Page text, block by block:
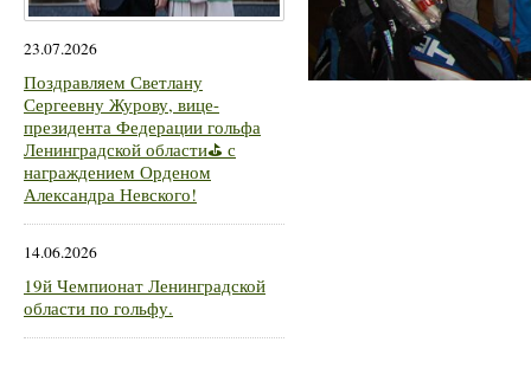
23.07.2026
Поздравляем Светлану
Сергеевну Журову, вице-
президента Федерации гольфа
Ленинградской области⛳ с
награждением Орденом
Александра Невского!
14.06.2026
19й Чемпионат Ленинградской
области по гольфу.